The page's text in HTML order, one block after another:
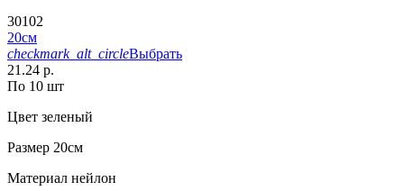
30102
20см
checkmark_alt_circleВыбрать
21.24 р.
По 10 шт
Цвет зеленый
Размер 20см
Материал нейлон